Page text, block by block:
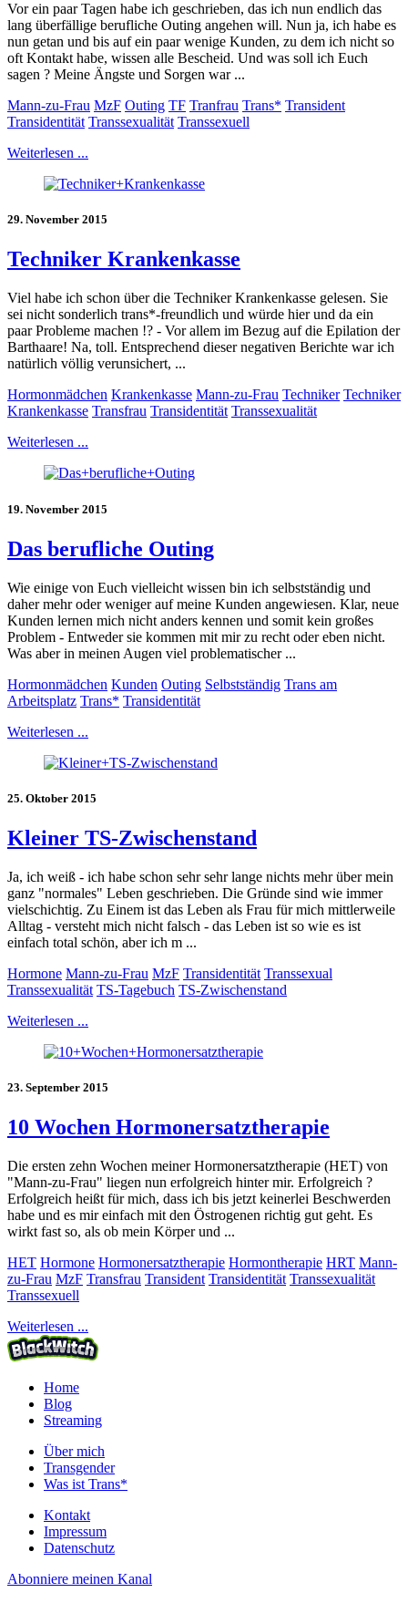
Vor ein paar Tagen habe ich geschrieben, das ich nun endlich das
lang überfällige berufliche Outing angehen will. Nun ja, ich habe es
nun getan und bis auf ein paar wenige Kunden, zu dem ich nicht so
oft Kontakt habe, wissen alle Bescheid. Und was soll ich Euch
sagen ? Meine Ängste und Sorgen war ...
Mann-zu-Frau MzF Outing TF Tranfrau Trans* Transident
Transidentität Transsexualität Transsexuell
Weiterlesen ...
29. November 2015
Techniker Krankenkasse
Viel habe ich schon über die Techniker Krankenkasse gelesen. Sie
sei nicht sonderlich trans*-freundlich und würde hier und da ein
paar Probleme machen !? - Vor allem im Bezug auf die Epilation der
Barthaare! Na, toll. Entsprechend dieser negativen Berichte war ich
natürlich völlig verunsichert, ...
Hormonmädchen Krankenkasse Mann-zu-Frau Techniker Techniker
Krankenkasse Transfrau Transidentität Transsexualität
Weiterlesen ...
19. November 2015
Das berufliche Outing
Wie einige von Euch vielleicht wissen bin ich selbstständig und
daher mehr oder weniger auf meine Kunden angewiesen. Klar, neue
Kunden lernen mich nicht anders kennen und somit kein großes
Problem - Entweder sie kommen mit mir zu recht oder eben nicht.
Was aber in meinen Augen viel problematischer ...
Hormonmädchen Kunden Outing Selbstständig Trans am
Arbeitsplatz Trans* Transidentität
Weiterlesen ...
25. Oktober 2015
Kleiner TS-Zwischenstand
Ja, ich weiß - ich habe schon sehr sehr lange nichts mehr über mein
ganz "normales" Leben geschrieben. Die Gründe sind wie immer
vielschichtig. Zu Einem ist das Leben als Frau für mich mittlerweile
Alltag - versteht mich nicht falsch - das Leben ist so wie es ist
einfach total schön, aber ich m ...
Hormone Mann-zu-Frau MzF Transidentität Transsexual
Transsexualität TS-Tagebuch TS-Zwischenstand
Weiterlesen ...
23. September 2015
10 Wochen Hormonersatztherapie
Die ersten zehn Wochen meiner Hormonersatztherapie (HET) von
"Mann-zu-Frau" liegen nun erfolgreich hinter mir. Erfolgreich ?
Erfolgreich heißt für mich, dass ich bis jetzt keinerlei Beschwerden
habe und es mir einfach mit den Östrogenen richtig gut geht. Es
wirkt fast so, als ob mein Körper und ...
HET Hormone Hormonersatztherapie Hormontherapie HRT Mann-
zu-Frau MzF Transfrau Transident Transidentität Transsexualität
Transsexuell
Weiterlesen ...
Home
Blog
Streaming
Über mich
Transgender
Was ist Trans*
Kontakt
Impressum
Datenschutz
Abonniere meinen Kanal